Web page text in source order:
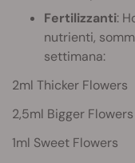
Fertilizzanti:
nutrienti,
settimana:
2ml Thicker Flowers
2,5ml Bigger Flowers
1ml Sweet Flowers